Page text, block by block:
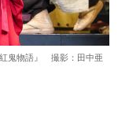
鬼物語』 撮影：田中亜